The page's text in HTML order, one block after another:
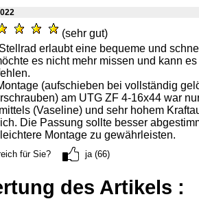
(sehr gut)
erlaubt eine bequeme und
es nicht mehr missen und kann
(aufschieben bei vollständig
am UTG ZF 4-16x44 war
(Vaseline) und sehr hohem
Die Passung sollte besser
Montage zu gewährleisten.
für Sie? ja (66)
des Artikels :